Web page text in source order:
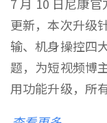
7 月 10 日尼康官
更新，本次升级
输、机身操控四
题，为短视频博
用功能升级，所